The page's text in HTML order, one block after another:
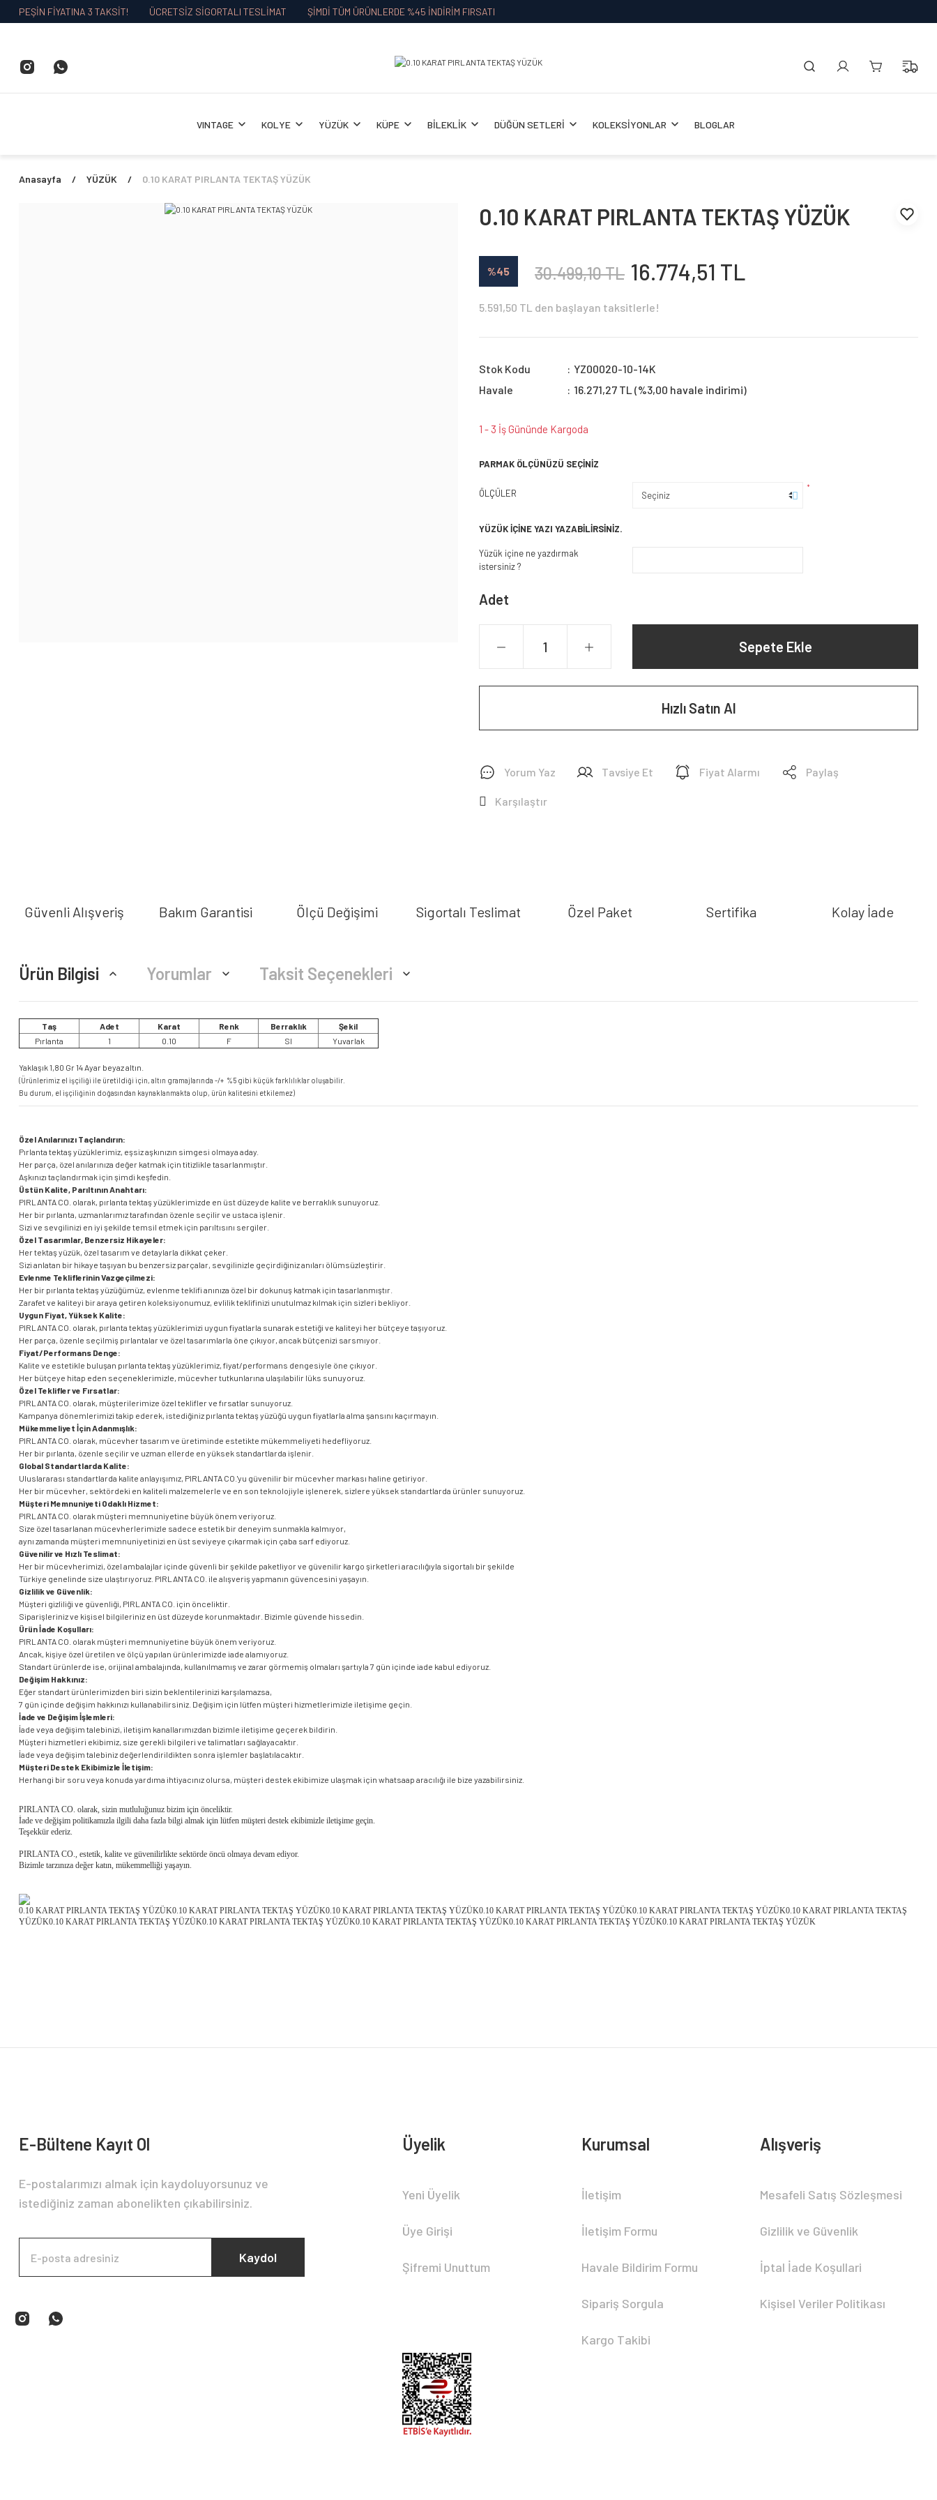
PEŞİN FİYATINA 3 TAKSİT! ÜCRETSİZ SİGORTALI TESLİMAT ŞİMDİ TÜM ÜRÜNLERDE %45 İNDİRİM FIRSATI
VINTAGE KOLYE YÜZÜK KÜPE BİLEKLİK DÜĞÜN SETLERİ KOLEKSİYONLAR BLOGLAR
Anasayfa YÜZÜK 0.10 KARAT PIRLANTA TEKTAŞ YÜZÜK
0.10 KARAT PIRLANTA TEKTAŞ YÜZÜK
%45 30.499,10 TL 16.774,51 TL
5.591,50 TL den başlayan taksitlerle!
Stok Kodu
YZ00020-10-14K
Havale
16.271,27 TL (%3,00 havale indirimi)
1 - 3 İş Gününde Kargoda
PARMAK ÖLÇÜNÜZÜ SEÇİNİZ
ÖLÇÜLER
*
YÜZÜK İÇİNE YAZI YAZABİLİRSİNİZ.
Yüzük içine ne yazdırmak
istersiniz ?
Adet
Sepete Ekle
Hızlı Satın Al
Yorum Yaz Tavsiye Et Fiyat Alarmı Paylaş
Karşılaştır
Güvenli Alışveriş Bakım Garantisi Ölçü Değişimi Sigortalı Teslimat Özel Paket Sertifika Kolay İade
Ürün Bilgisi Yorumlar Taksit Seçenekleri
Taş Adet Karat Renk Berraklık
Şekil
Pırlanta
1 0.10 F SI Yuvarlak
Yaklaşık 1,80 Gr 14 Ayar beyaz altın.
(Ürünlerimiz el işçiliği ile üretildiği için, altın gramajlarında -/+ %5 gibi küçük farklılıklar oluşabilir.
Bu durum, el işçiliğinin doğasından kaynaklanmakta olup, ürün kalitesini etkilemez)
Özel Anılarınızı Taçlandırın:
Pırlanta tektaş yüzüklerimiz, eşsiz aşkınızın simgesi olmaya aday.
Her parça, özel anılarınıza değer katmak için titizlikle tasarlanmıştır.
Aşkınızı taçlandırmak için şimdi keşfedin.
Üstün Kalite, Parıltının Anahtarı:
PIRLANTA CO. olarak, pırlanta tektaş yüzüklerimizde en üst düzeyde kalite ve berraklık sunuyoruz.
Her bir pırlanta, uzmanlarımız tarafından özenle seçilir ve ustaca işlenir.
Sizi ve sevgilinizi en iyi şekilde temsil etmek için parıltısını sergiler.
Özel Tasarımlar, Benzersiz Hikayeler:
Her tektaş yüzük, özel tasarım ve detaylarla dikkat çeker.
Sizi anlatan bir hikaye taşıyan bu benzersiz parçalar, sevgilinizle geçirdiğiniz anıları ölümsüzleştirir.
Evlenme Tekliflerinin Vazgeçilmezi:
Her bir pırlanta tektaş yüzüğümüz, evlenme teklifi anınıza özel bir dokunuş katmak için tasarlanmıştır.
Zarafet ve kaliteyi bir araya getiren koleksiyonumuz, evlilik teklifinizi unutulmaz kılmak için sizleri bekliyor.
Uygun Fiyat, Yüksek Kalite:
PIRLANTA CO. olarak, pırlanta tektaş yüzüklerimizi uygun fiyatlarla sunarak estetiği ve kaliteyi her bütçeye taşıyoruz.
Her parça, özenle seçilmiş pırlantalar ve özel tasarımlarla öne çıkıyor, ancak bütçenizi sarsmıyor.
Fiyat/Performans Denge:
Kalite ve estetikle buluşan pırlanta tektaş yüzüklerimiz, fiyat/performans dengesiyle öne çıkıyor.
Her bütçeye hitap eden seçeneklerimizle, mücevher tutkunlarına ulaşılabilir lüks sunuyoruz.
Özel Teklifler ve Fırsatlar:
PIRLANTA CO. olarak, müşterilerimize özel teklifler ve fırsatlar sunuyoruz.
Kampanya dönemlerimizi takip ederek, istediğiniz pırlanta tektaş yüzüğü uygun fiyatlarla alma şansını kaçırmayın.
Mükemmeliyet İçin Adanmışlık:
PIRLANTA CO. olarak, mücevher tasarım ve üretiminde estetikte mükemmeliyeti hedefliyoruz.
Her bir pırlanta, özenle seçilir ve uzman ellerde en yüksek standartlarda işlenir.
Global Standartlarda Kalite:
Uluslararası standartlarda kalite anlayışımız, PIRLANTA CO.'yu güvenilir bir mücevher markası haline getiriyor.
Her bir mücevher, sektördeki en kaliteli malzemelerle ve en son teknolojiyle işlenerek, sizlere yüksek standartlarda ürünler sunuyoruz.
Müşteri Memnuniyeti Odaklı Hizmet:
PIRLANTA CO. olarak müşteri memnuniyetine büyük önem veriyoruz.
Size özel tasarlanan mücevherlerimizle sadece estetik bir deneyim sunmakla kalmıyor,
aynı zamanda müşteri memnuniyetinizi en üst seviyeye çıkarmak için çaba sarf ediyoruz.
Güvenilir ve Hızlı Teslimat:
Her bir mücevherimizi, özel ambalajlar içinde güvenli bir şekilde paketliyor ve güvenilir kargo şirketleri aracılığıyla sigortalı bir şekilde
Türkiye genelinde size ulaştırıyoruz. PIRLANTA CO. ile alışveriş yapmanın güvencesini yaşayın.
Gizlilik ve Güvenlik:
Müşteri gizliliği ve güvenliği, PIRLANTA CO. için önceliktir.
Siparişleriniz ve kişisel bilgileriniz en üst düzeyde korunmaktadır. Bizimle güvende hissedin.
Ürün İade Koşulları:
PIRLANTA CO. olarak müşteri memnuniyetine büyük önem veriyoruz.
Ancak, kişiye özel üretilen ve ölçü yapılan ürünlerimizde iade alamıyoruz.
Standart ürünlerde ise, orijinal ambalajında, kullanılmamış ve zarar görmemiş olmaları şartıyla 7 gün içinde iade kabul ediyoruz.
Değişim Hakkınız:
Eğer standart ürünlerimizden biri sizin beklentilerinizi karşılamazsa,
7 gün içinde değişim hakkınızı kullanabilirsiniz. Değişim için lütfen müşteri hizmetlerimizle iletişime geçin.
İade ve Değişim İşlemleri:
İade veya değişim talebinizi, iletişim kanallarımızdan bizimle iletişime geçerek bildirin.
Müşteri hizmetleri ekibimiz, size gerekli bilgileri ve talimatları sağlayacaktır.
İade veya değişim talebiniz değerlendirildikten sonra işlemler başlatılacaktır.
Müşteri Destek Ekibimizle İletişim:
Herhangi bir soru veya konuda yardıma ihtiyacınız olursa, müşteri destek ekibimize ulaşmak için whatsaap aracılığı ile bize yazabilirsiniz.
PIRLANTA CO. olarak, sizin mutluluğunuz bizim için önceliktir.
İade ve değişim politikamızla ilgili daha fazla bilgi almak için lütfen müşteri destek ekibimizle iletişime geçin.
Teşekkür ederiz.
PIRLANTA CO., estetik, kalite ve güvenilirlikte sektörde öncü olmaya devam ediyor.
Bizimle tarzınıza değer katın, mükemmelliği yaşayın.
0.10 KARAT PIRLANTA TEKTAŞ YÜZÜK0.10 KARAT PIRLANTA TEKTAŞ YÜZÜK0.10 KARAT PIRLANTA TEKTAŞ YÜZÜK0.10 KARAT PIRLANTA TEKTAŞ YÜZÜK0.10 KARAT PIRLANTA TEKTAŞ YÜZÜK0.10 KARAT PIRLANTA TEKTAŞ
YÜZÜK0.10 KARAT PIRLANTA TEKTAŞ YÜZÜK0.10 KARAT PIRLANTA TEKTAŞ YÜZÜK0.10 KARAT PIRLANTA TEKTAŞ YÜZÜK0.10 KARAT PIRLANTA TEKTAŞ YÜZÜK0.10 KARAT PIRLANTA TEKTAŞ YÜZÜK
E-Bültene Kayıt Ol
E-postalarımızı almak için kaydoluyorsunuz ve
istediğiniz zaman abonelikten çıkabilirsiniz.
Kaydol
Üyelik
Yeni Üyelik
Üye Girişi
Şifremi Unuttum
Kurumsal
İletişim
İletişim Formu
Havale Bildirim Formu
Sipariş Sorgula
Kargo Takibi
Alışveriş
Mesafeli Satış Sözleşmesi
Gizlilik ve Güvenlik
İptal İade Koşullari
Kişisel Veriler Politikası